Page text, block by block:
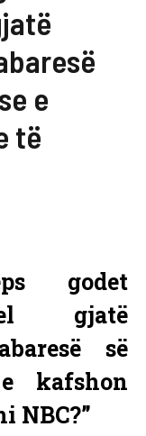
e
të
godet
gjatë
së
kafshon
NBC?”